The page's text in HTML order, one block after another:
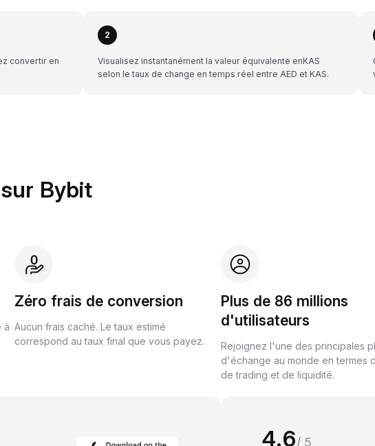
convertir en
2
Visualisez instantanément la valeur équivalente enKAS
selon le taux de change en temps réel entre AED et KAS.
Bybit
à
Zéro frais de conversion
Aucun frais caché. Le taux estimé
correspond au taux final que vous payez.
Plus de 86 millions
d'utilisateurs
Rejoignez l'une des principales
d'échange au monde en termes
de trading et de liquidité.
4.6/ 5